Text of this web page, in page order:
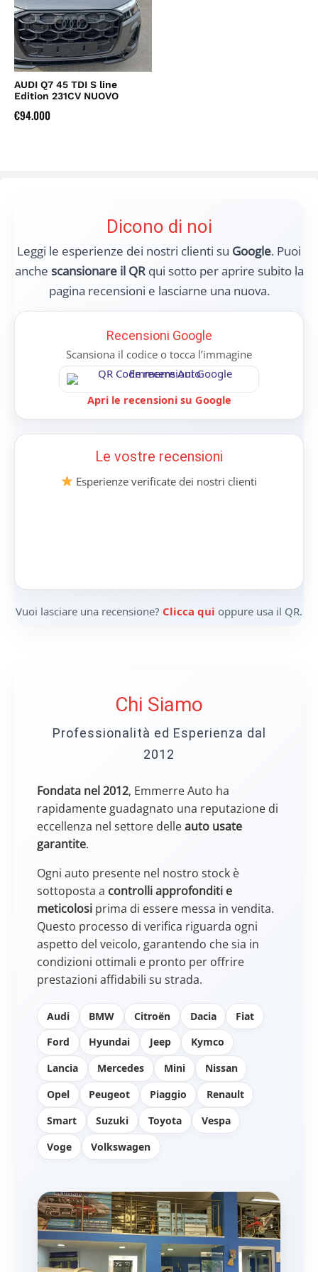
AUDI Q7 45 TDI S line
Edition 231CV NUOVO
€94.000
Dicono di noi
Leggi le esperienze dei nostri clienti su Google. Puoi
anche scansionare il QRqui sotto per aprire subito la
pagina recensioni e lasciarne una nuova.
Recensioni Google
Scansiona il codice o tocca l’immagine
Apri le recensioni su Google
Le vostre recensioni
Esperienze verificate dei nostri clienti
Vuoi lasciare una recensione? Clicca qui oppure usa il QR.
Chi Siamo
Professionalità ed Esperienza dal
2012
Fondata nel 2012, Emmerre Auto ha
rapidamente guadagnato una reputazione di
eccellenza nel settore delleauto usate
garantite.
Ogni auto presente nel nostro stock è
sottoposta a controlli approfonditi e
meticolosi prima di essere messa in vendita.
Questo processo di verifica riguarda ogni
aspetto del veicolo, garantendo che sia in
condizioni ottimali e pronto per offrire
prestazioni affidabili su strada.
Audi BMW Citroën Dacia
Fiat
Ford
Hyundai Jeep
Kymco
Lancia
Mercedes Mini
Nissan
Opel
Peugeot Piaggio
Renault
Smart
Suzuki Toyota
Vespa
Voge
Volkswagen